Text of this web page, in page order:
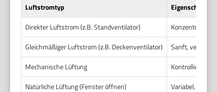
Luftstromtyp
Eigenschaften
Direkter Luftstrom (z.B. Standventilator)
Konzentriert,
Gleichmäßiger Luftstrom (z.B. Deckenventilator)
Sanft, verteilt,
Mechanische Lüftung
Kontrolliert,
Natürliche Lüftung (Fenster öffnen)
Variabel,